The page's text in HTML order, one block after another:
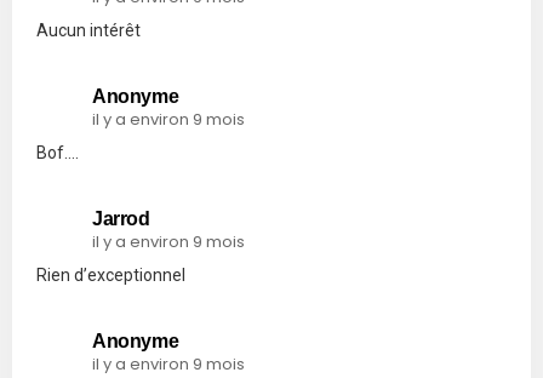
Aucun intérêt
Anonyme
il y a environ 9 mois
Bof….
Jarrod
il y a environ 9 mois
Rien d’exceptionnel
Anonyme
il y a environ 9 mois